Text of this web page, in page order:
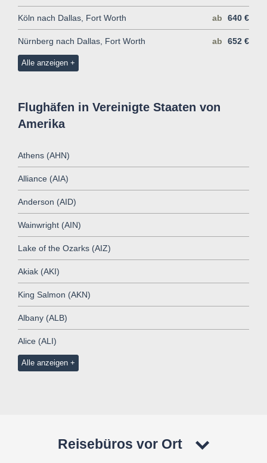
Köln nach Dallas, Fort Worth ab 640 €
Nürnberg nach Dallas, Fort Worth ab 652 €
Alle anzeigen
Flughäfen in Vereinigte Staaten von
Amerika
Athens (AHN)
Alliance (AIA)
Anderson (AID)
Wainwright (AIN)
Lake of the Ozarks (AIZ)
Akiak (AKI)
King Salmon (AKN)
Albany (ALB)
Alice (ALI)
Alle anzeigen
Reisebüros vor Ort